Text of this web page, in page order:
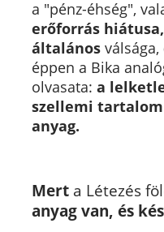
a "pénz-éhség",
erőforrás hiátusa,
általánosválsága,
éppen a Bika
olvasata: a
szellemi
anyag.
Mert a Létezés
anyag van, és